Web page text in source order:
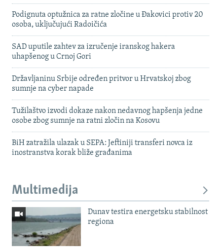
Podignuta optužnica za ratne zločine u Đakovici protiv 20
osoba, uključujući Radoičića
SAD uputile zahtev za izručenje iranskog hakera
uhapšenog u Crnoj Gori
Državljaninu Srbije određen pritvor u Hrvatskoj zbog
sumnje na cyber napade
Tužilaštvo izvodi dokaze nakon nedavnog hapšenja jedne
osobe zbog sumnje na ratni zločin na Kosovu
BiH zatražila ulazak u SEPA: Jeftiniji transferi novca iz
inostranstva korak bliže građanima
Multimedija
Dunav testira energetsku stabilnost
regiona